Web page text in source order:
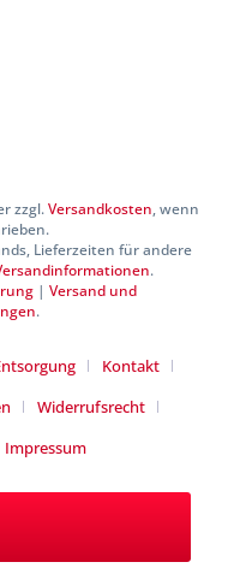
zzgl.Versandkosten, wenn
Lieferzeiten für andere
.
| Versand und
.
Kontakt
Widerrufsrecht
Impressum